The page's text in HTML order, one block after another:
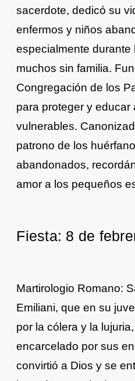
sacerdote, dedicó su
enfermos y niños
especialmente durante
muchos sin familia.
Congregación de los
para proteger y educar
vulnerables.
patrono de los
abandonados,
amor a los pequeños
Fiesta: 8 de
Martirologio Romano:
Emiliani, que en su
por la cólera y la
encarcelado por sus
convirtió a Dios y se